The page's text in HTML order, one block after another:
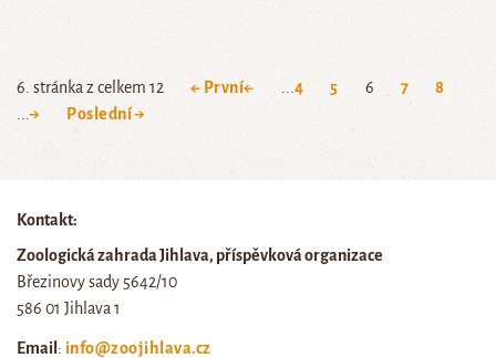
6. stránka z celkem 12 ← První← 4 5 6 7
8
→ Poslední →
Kontakt:
Zoologická zahrada Jihlava, příspěvková organizace
Březinovy sady 5642/10
586 01 Jihlava 1
Email: info@zoojihlava.cz